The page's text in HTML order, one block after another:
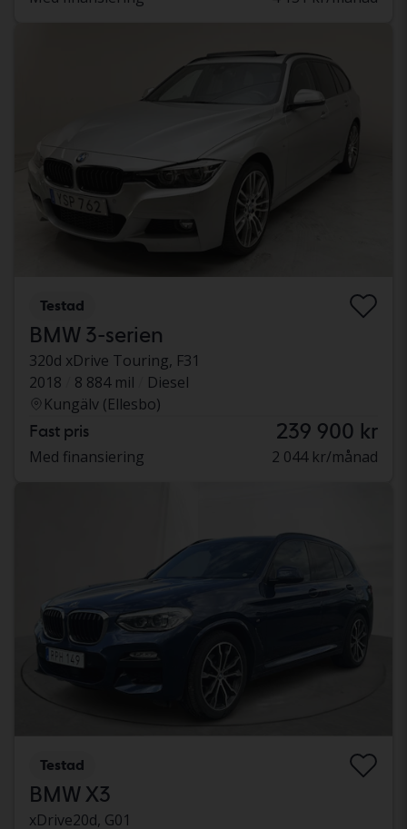
Testad
BMW 3-serien
320d xDrive Touring, F31
2018
8 884 mil
Diesel
Kungälv (Ellesbo)
Fast pris 239 900 kr
Med finansiering 2 044 kr/månad
Testad
BMW X3
xDrive20d, G01